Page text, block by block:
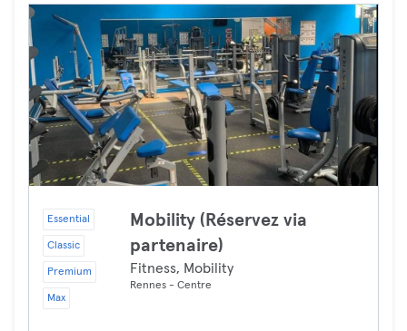
Essential
Classic
Premium
Max
Mobility (Réservez via
partenaire)
Fitness, Mobility
Rennes - Centre